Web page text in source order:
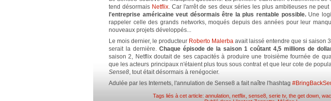
tend désormais Netflix. Car l'arrêt de ses deux séries les plus ambitieuses ne
l'entreprise américaine veut désormais être la plus rentable possible.Une
rappeler celle des grands networks, moqués depuis des années pour leur
nouveaux projets développés...
Le mois dernier, le producteur Roberto Malerba avait laissé entendre que si saison
serait la dernière. Chaque épisode de la saison 1 coûtant 4,5 millions de
saison 2, Netflix doutait de ses capacités à produire une troisième fournée de
que les acteurs principaux n'étaient plus tous sous contrat et que leur cote de
Sense8, tout était désormais à renégocier.
Adulée par les Internets, l'annulation de Sense8 a fait naître l'hashtag
Tags liés à cet article: annulation, netflix sense8, serie tv, the get down,